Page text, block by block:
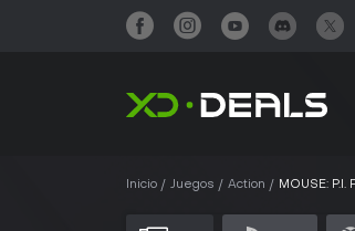
Inicio Juegos Action MOUSE: P.I.